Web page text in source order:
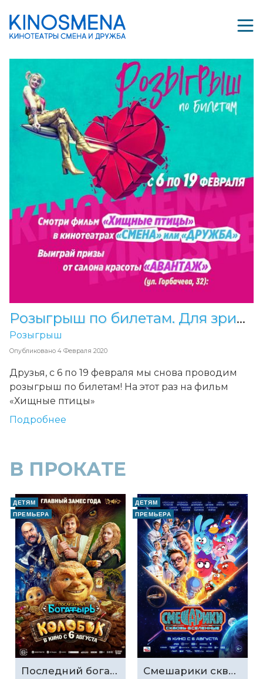
Розыгрыш по билетам. Для зрителей фильма «Хищные птицы»
Опубликовано 4 Февраля 2020
Розыгрыш
Друзья, с 6 по 19 февраля мы снова проводим
розыгрыш по билетам! На этот раз на фильм
«Хищные птицы»
Подробнее
В ПРОКАТЕ
ДЕТЯМ
ПРЕМЬЕРА
Последний богатырь. Колобок
ДЕТЯМ
ПРЕМЬЕРА
Смешарики сквозь вселенные